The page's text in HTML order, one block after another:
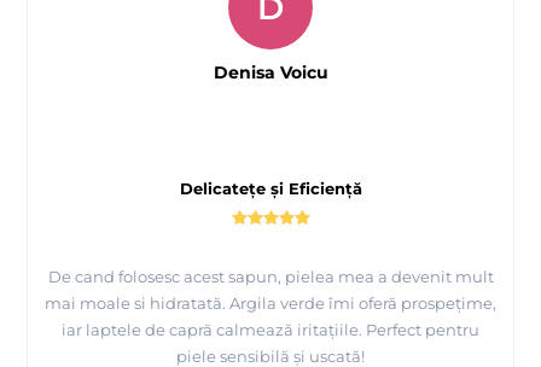
Delicatețe și Eficiență
De cand folosesc acest sapun, pielea mea a devenit mult
mai moale si hidratată. Argila verde îmi oferă prospețime,
iar laptele de capră calmează iritațiile. Perfect pentru
piele sensibilă și uscată!
Denisa Voicu